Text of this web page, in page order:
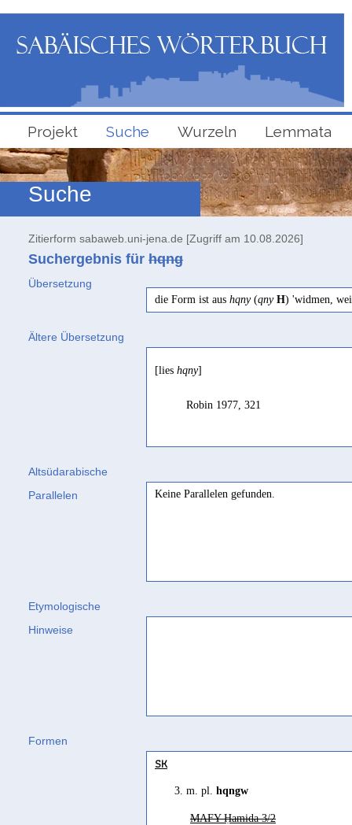
Projekt Suche Wurzeln Lemmata
Suche
Zitierform sabaweb.uni-jena.de [Zugriff am 10.08.2026]
Suchergebnis für hqng
Übersetzung
die Form ist aus hqny(qny H) 'widmen,
Ältere Übersetzung
[lies hqny]
Robin 1977, 321
Altsüdarabische
Parallelen
Keine Parallelen gefunden.
Etymologische
Hinweise
Formen
SK
3. m. pl. hqngw
MAFY-Ḥamida 3/2